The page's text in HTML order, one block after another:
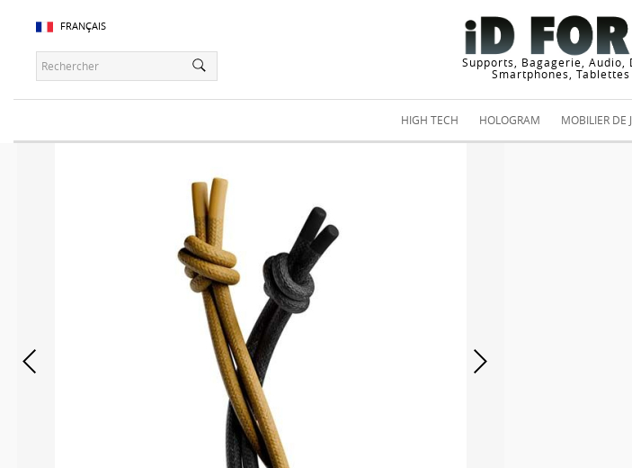
FRANÇAIS
Supports, Bagagerie, Audio,
Smartphones,
HIGH TECH HOLOGRAM MOBILIER DE